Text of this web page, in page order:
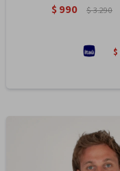
$990 $3.290
$